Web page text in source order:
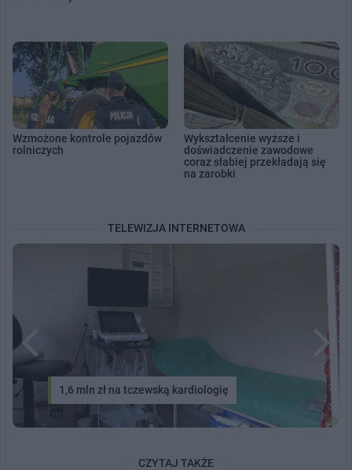
Wzmożone kontrole pojazdów
rolniczych
Wykształcenie wyższe i
doświadczenie zawodowe
coraz słabiej przekładają się
na zarobki
TELEWIZJA INTERNETOWA
1,6 mln zł na tczewską kardiologię
CZYTAJ TAKŻE